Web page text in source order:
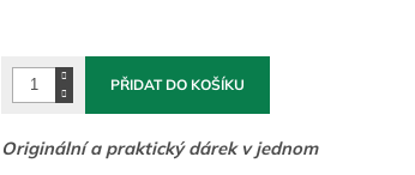
PŘIDAT DO KOŠÍKU
Originální a praktický dárek v jednom